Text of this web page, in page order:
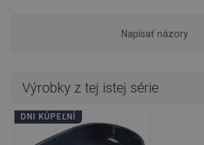
Napísať názory
Výrobky z tej istej série
DNI KÚPEĽNÍ